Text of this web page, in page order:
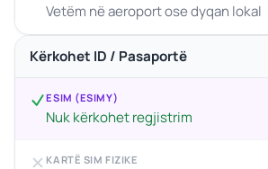
Vetëm në aeroport ose dyqan lokal
Kërkohet ID / Pasaportë
ESIM (ESIMY)
Nuk kërkohet regjistrim
KARTË SIM FIZIKE